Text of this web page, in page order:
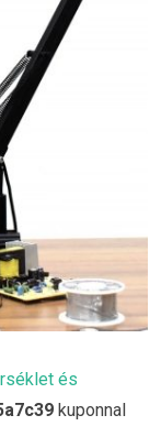
és
kuponnal